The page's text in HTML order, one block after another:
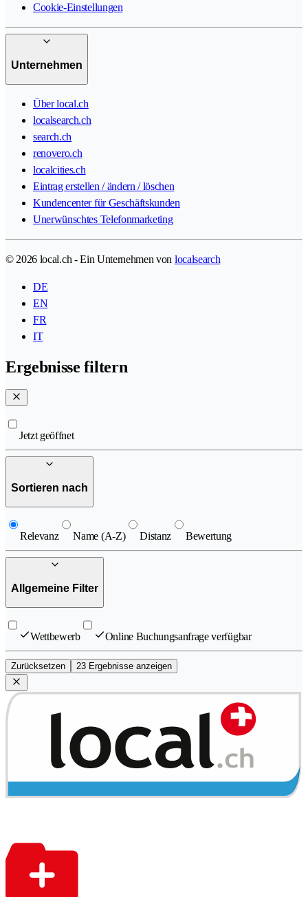
Cookie-Einstellungen
Unternehmen
Über local.ch
localsearch.ch
search.ch
renovero.ch
localcities.ch
Eintrag erstellen / ändern / löschen
Kundencenter für Geschäftskunden
Unerwünschtes Telefonmarketing
© 2026 local.ch - Ein Unternehmen von localsearch
DE
EN
FR
IT
Ergebnisse filtern
Jetzt geöffnet
Sortieren nach
Relevanz Name (A-Z) Distanz Bewertung
Allgemeine Filter
Wettbewerb Online Buchungsanfrage verfügbar
Zurücksetzen 23 Ergebnisse anzeigen